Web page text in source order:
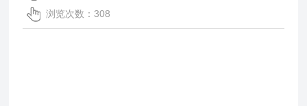
浏览次数：308